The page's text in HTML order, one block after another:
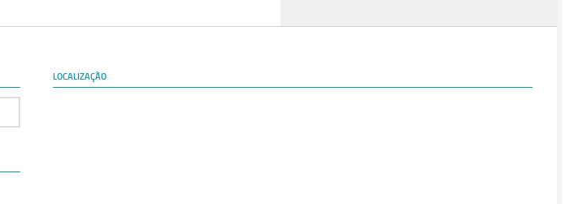
LOCALIZAÇÃO